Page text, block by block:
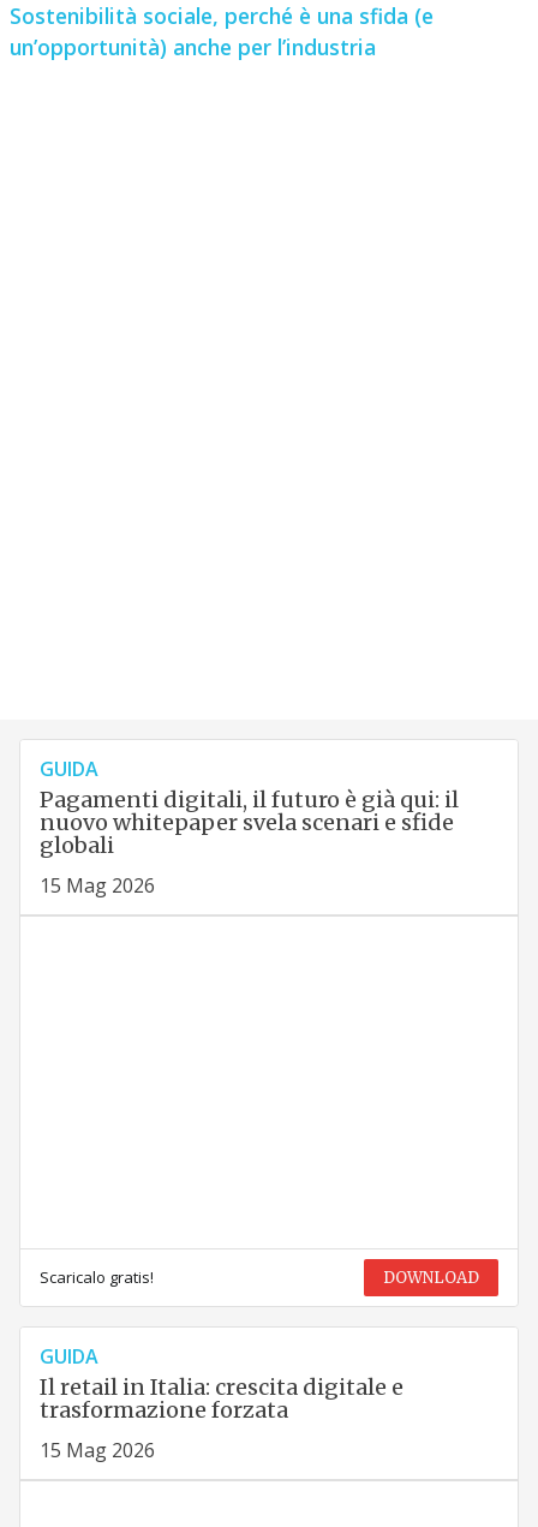
Sostenibilità sociale, perché è una sfida (e
un’opportunità) anche per l’industria
GUIDA
Pagamenti digitali, il futuro è già qui: il
nuovo whitepaper svela scenari e sfide
globali
15 Mag 2026
Scaricalo gratis! DOWNLOAD
GUIDA
Il retail in Italia: crescita digitale e
trasformazione forzata
15 Mag 2026